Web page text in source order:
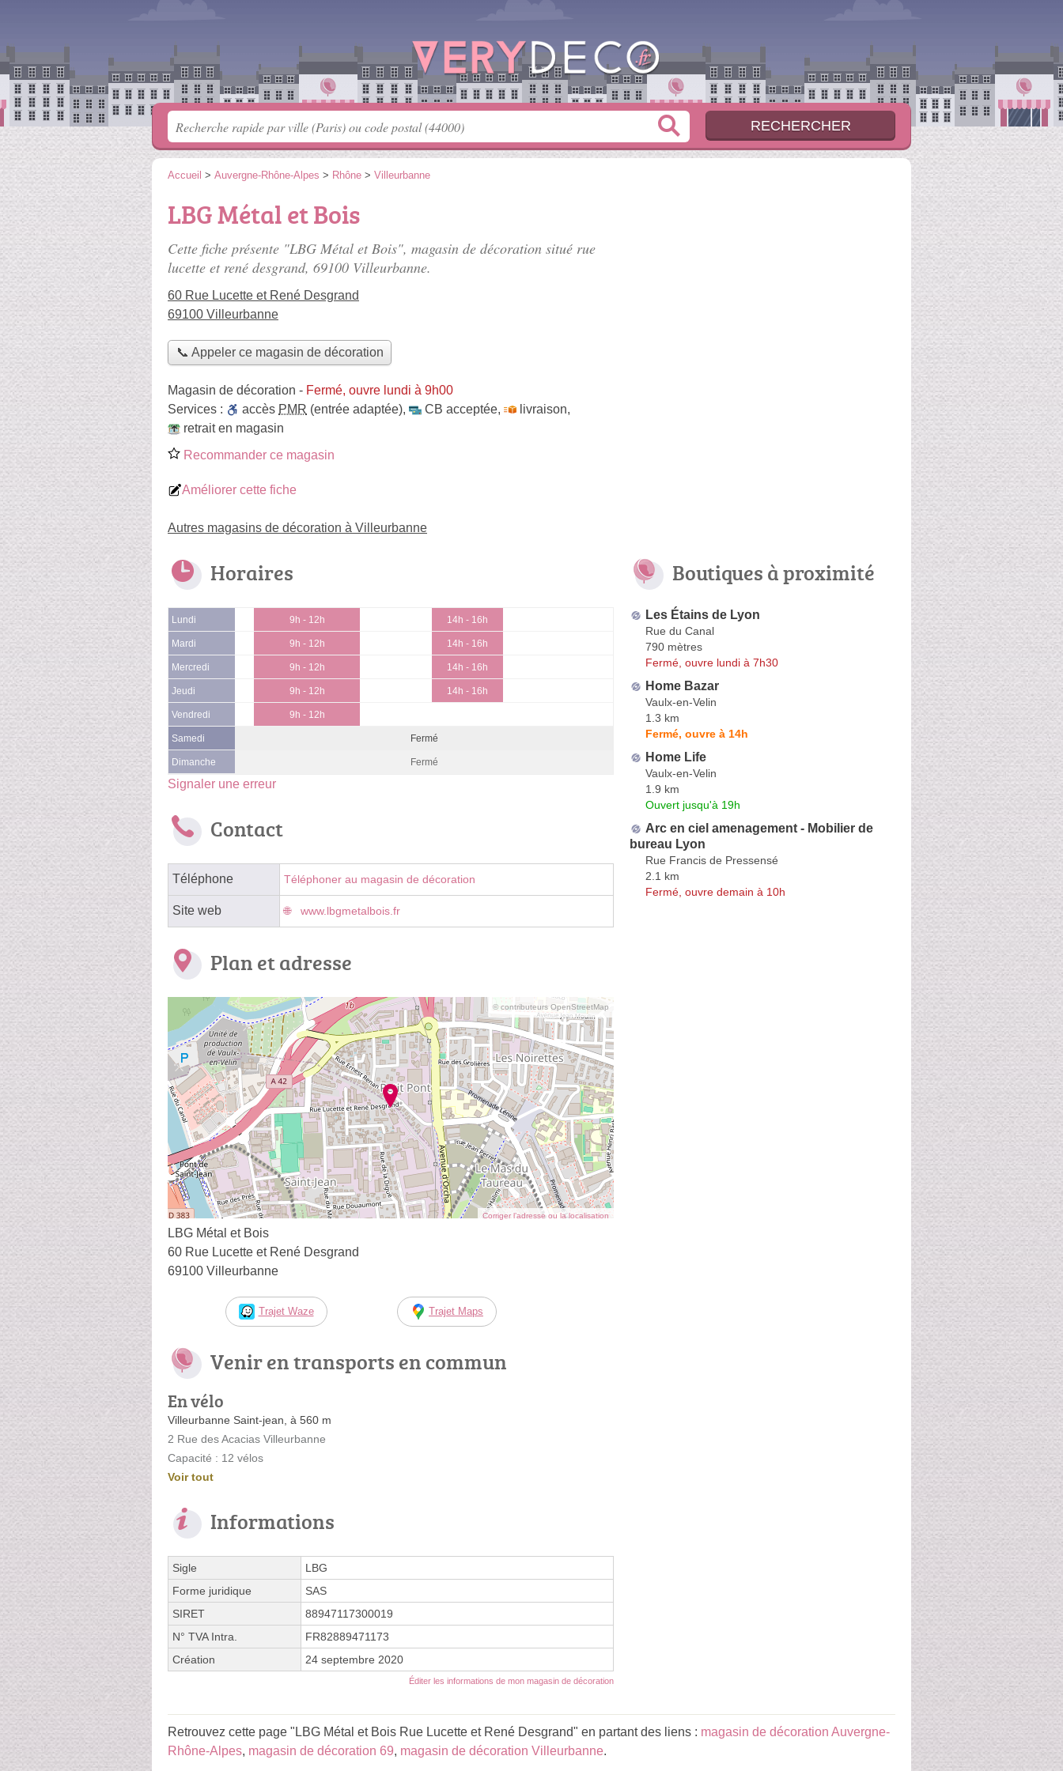
Accueil > Auvergne-Rhône-Alpes > Rhône > Villeurbanne
LBG Métal et Bois
Cette fiche présente "LBG Métal et Bois", magasin de décoration situé rue
lucette et rené desgrand, 69100 Villeurbanne.
60 Rue Lucette et René Desgrand
69100 Villeurbanne
📞 Appeler ce magasin de décoration
Magasin de décoration - Fermé, ouvre lundi à 9h00
Services :
accès PMR (entrée adaptée), CB acceptée, livraison,
retrait en magasin
Recommander ce magasin
Améliorer cette fiche
Autres magasins de décoration à Villeurbanne
Horaires
Lundi 9h - 12h 14h - 16h
Mardi 9h - 12h 14h - 16h
Mercredi 9h - 12h 14h - 16h
Jeudi 9h - 12h 14h - 16h
Vendredi 9h - 12h
Samedi Fermé
Dimanche Fermé
Signaler une erreur
Contact
Téléphone Téléphoner au magasin de décoration
Site web www.lbgmetalbois.fr
Plan et adresse
© contributeurs OpenStreetMap
Corriger l’adresse ou la localisation
LBG Métal et Bois
60 Rue Lucette et René Desgrand
69100 Villeurbanne
Trajet Waze Trajet Maps
Venir en transports en commun
En vélo
Villeurbanne Saint-jean, à 560 m
2 Rue des Acacias Villeurbanne
Capacité : 12 vélos
Voir tout
Informations
Sigle
LBG
Forme juridique
SAS
SIRET
88947117300019
N° TVA Intra.
FR82889471173
Création
24 septembre 2020
Éditer les informations de mon magasin de décoration
Boutiques à proximité
Les Étains de Lyon
Rue du Canal
790 mètres
Fermé, ouvre lundi à 7h30
Home Bazar
Vaulx-en-Velin
1.3 km
Fermé, ouvre à 14h
Home Life
Vaulx-en-Velin
1.9 km
Ouvert jusqu'à 19h
Arc en ciel amenagement - Mobilier de
bureau Lyon
Rue Francis de Pressensé
2.1 km
Fermé, ouvre demain à 10h
Retrouvez cette page "LBG Métal et Bois Rue Lucette et René Desgrand" en partant des liens : magasin de décoration Auvergne-
Rhône-Alpes, magasin de décoration 69, magasin de décoration Villeurbanne.